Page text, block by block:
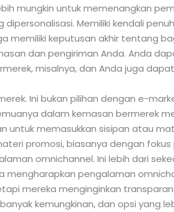
mungkin untuk memenangkan
dipersonalisasi. Memiliki kendali
memiliki keputusan akhir tentang
dan pengiriman Anda. Anda
misalnya, dan Anda juga
Ini bukan pilihan dengan e-
dalam kemasan bermerek
untuk memasukkan sisipan atau
promosi, biasanya dengan
omnichannel. Ini lebih dari
mengharapkan pengalaman
mereka menginginkan
kemungkinan, dan opsi yang